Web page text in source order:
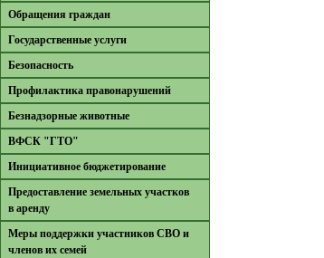
Обращения граждан
Государственные услуги
Безопасность
Профилактика правонарушений
Безнадзорные животные
ВФСК "ГТО"
Инициативное бюджетирование
Предоставление земельных участков
в аренду
Меры поддержки участников СВО и
членов их семей